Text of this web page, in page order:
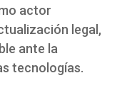
actor
legal,
ante la
tecnologías.